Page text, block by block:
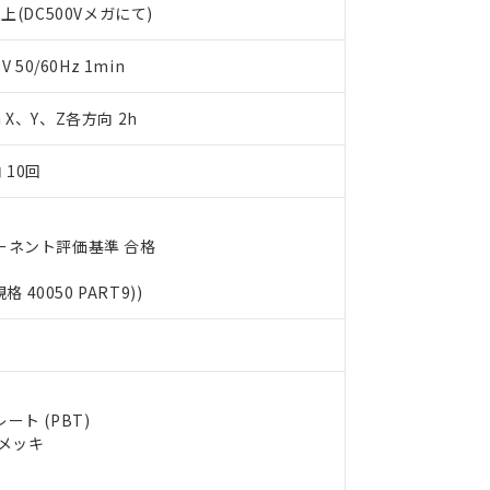
(DC500Vメガにて)
50/60Hz 1min
、Y、Z各方向 2h
10回
ネント評価基準 合格
格 40050 PART9))
ート (PBT)
ッキ
ます。
質）の非含有証明書
書（当社基準）
点で非含有を証明するもので、過去に遡って非含有を証明するも
欄に対応日を記載しておりました。
への在庫切替を完了していることから、特段のことがない限り、